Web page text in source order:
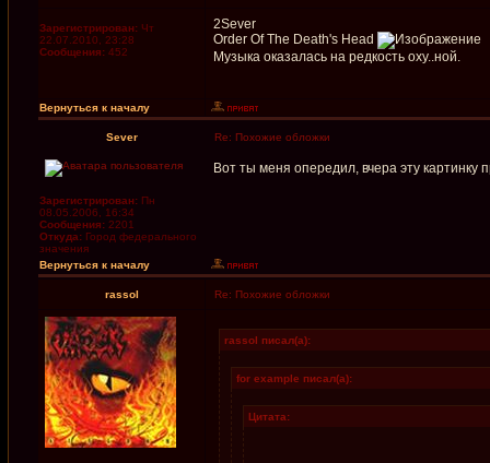
Зарегистрирован: Чт
22.07.2010, 23:28
Сообщения: 452
2Sever
Order Of The Death's Head
Музыка оказалась на редкость оху..ной.
Вернуться к началу
Sever Re: Похожие обложки
Зарегистрирован: Пн
08.05.2006, 16:34
Сообщения: 2201
Откуда: Город федерального
значения
Вот ты меня опередил, вчера эту картинку
Вернуться к началу
rassol Re: Похожие обложки
rassol писал(а):
for example писал(а):
Цитата: